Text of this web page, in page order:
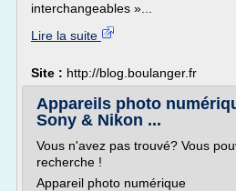
interchangeables »...
Lire la suite
Site : http://blog.boulanger.fr
Appareils photo
Sony & Nikon ...
Vous n'avez pas trouvé? Vous
recherche !
Appareil photo numérique